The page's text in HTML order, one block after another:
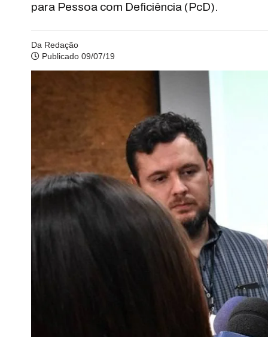
para Pessoa com Deficiência (PcD).
Da Redação
Publicado 09/07/19